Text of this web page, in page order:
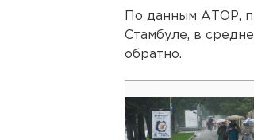
По данным АТОР,
Стамбуле, в
обратно.